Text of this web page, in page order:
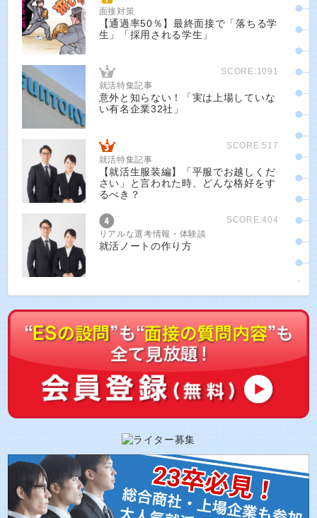
面接対策
【通過率50％】最終面接で「落ちる学
生」「採用される学生」
SCORE:1091
就活特集記事
意外と知らない！「実は上場していな
い有名企業32社」
SCORE:517
就活特集記事
【就活生服装編】「平服でお越しくだ
さい」と言われた時、どんな格好をす
るべき？
SCORE:404
リアルな選考情報・体験談
就活ノートの作り方